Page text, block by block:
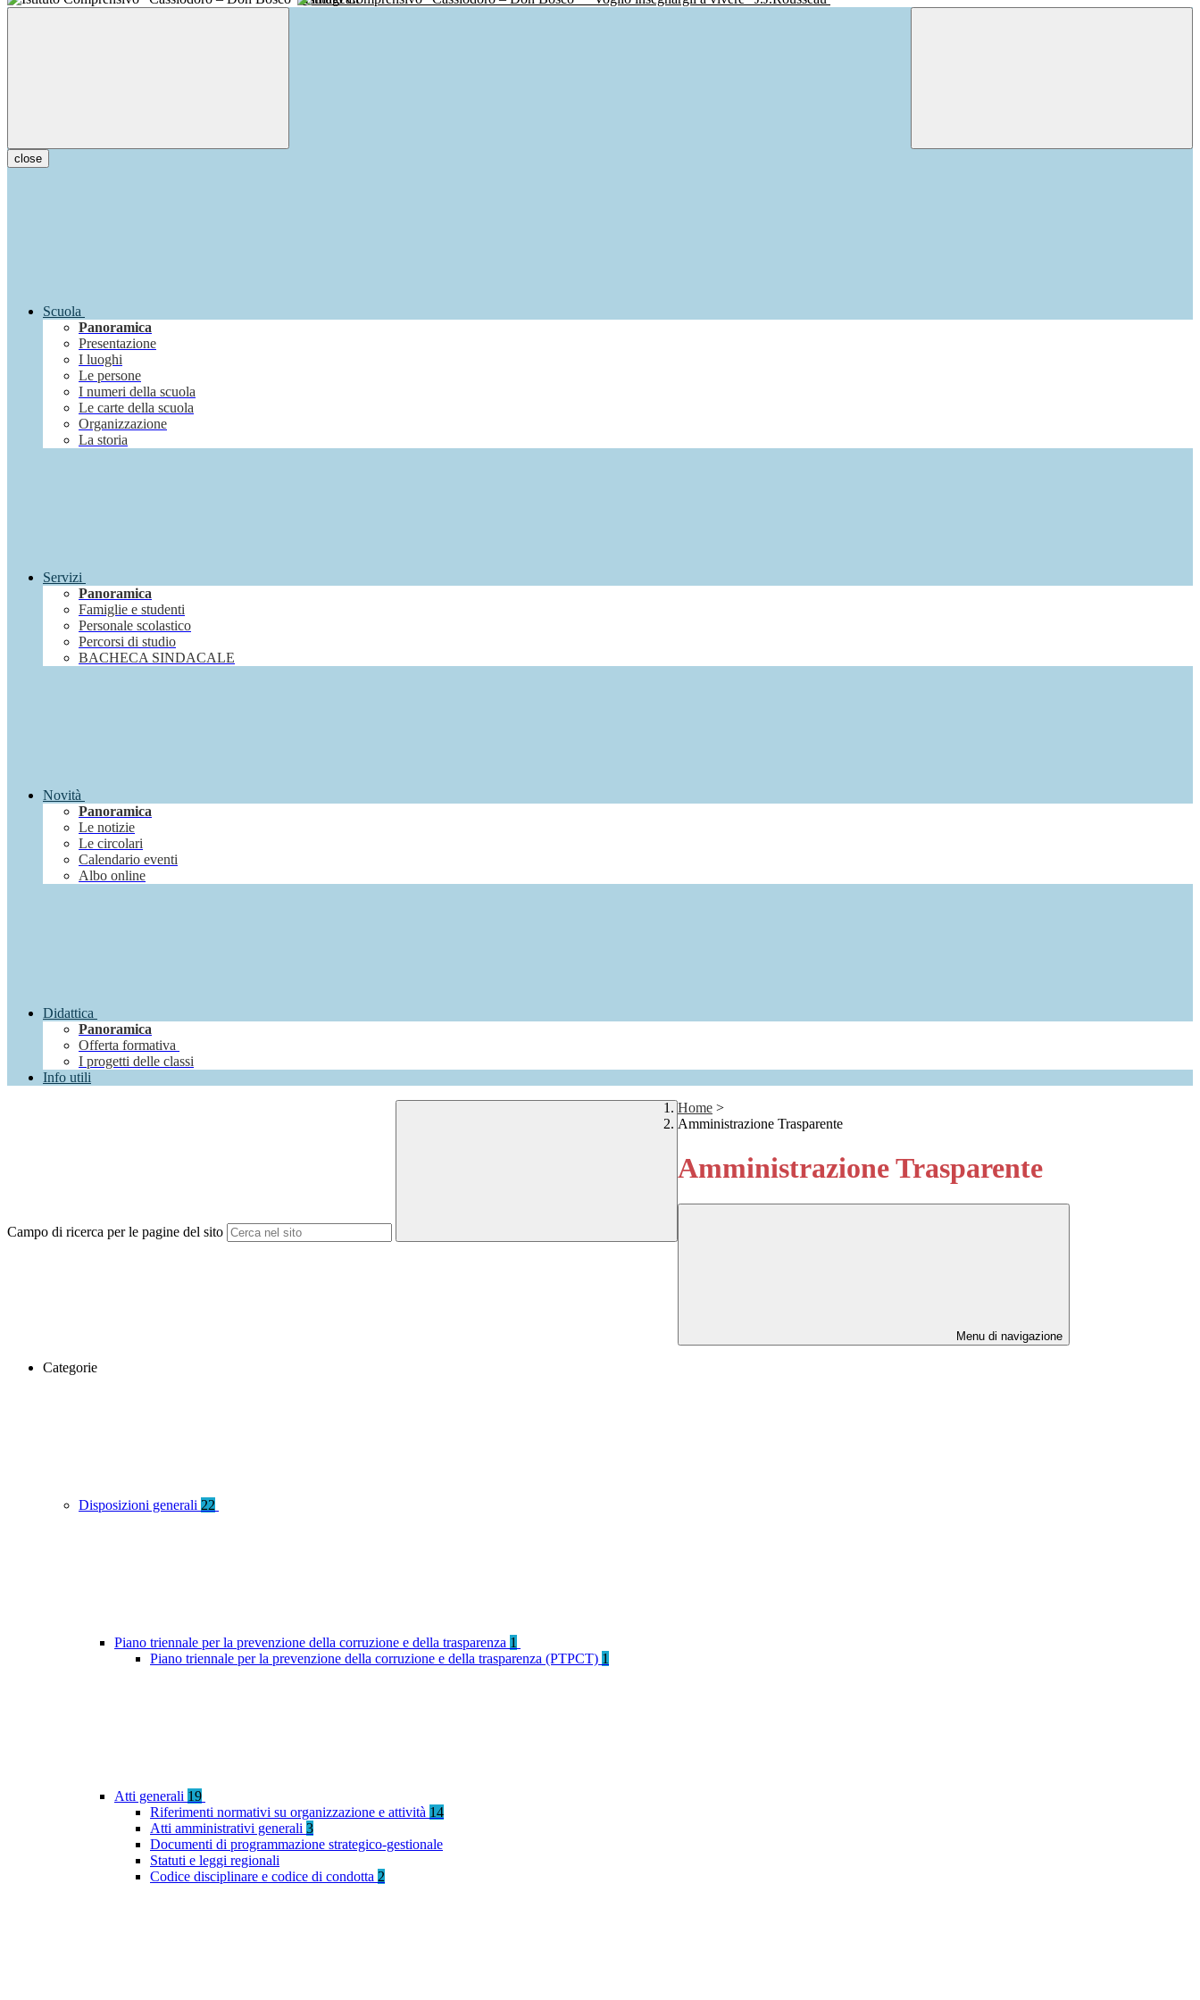
close
Scuola
Panoramica
Presentazione
I luoghi
Le persone
I numeri della scuola
Le carte della scuola
Organizzazione
La storia
Servizi
Panoramica
Famiglie e studenti
Personale scolastico
Percorsi di studio
BACHECA SINDACALE
Novità
Panoramica
Le notizie
Le circolari
Calendario eventi
Albo online
Didattica
Panoramica
Offerta formativa
I progetti delle classi
Info utili
Campo di ricerca per le pagine del sito
Home >
Amministrazione Trasparente
Amministrazione Trasparente
Menu di navigazione
Categorie
Disposizioni generali 22
Piano triennale per la prevenzione della corruzione e della trasparenza 1
Piano triennale per la prevenzione della corruzione e della trasparenza (PTPCT) 1
Atti generali 19
Riferimenti normativi su organizzazione e attività 14
Atti amministrativi generali 3
Documenti di programmazione strategico-gestionale
Statuti e leggi regionali
Codice disciplinare e codice di condotta 2